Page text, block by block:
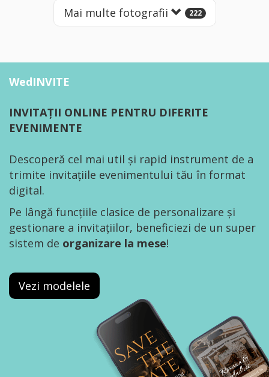
Mai multe fotografii 222
WedINVITE
INVITAȚII ONLINE PENTRU DIFERITE
EVENIMENTE
Descoperă cel mai util și rapid instrument de a
trimite invitațiile evenimentului tău în format
digital.
Pe lângă funcțiile clasice de personalizare și
gestionare a invitațiilor, beneficiezi de un super
sistem de organizare la mese!
Vezi modelele